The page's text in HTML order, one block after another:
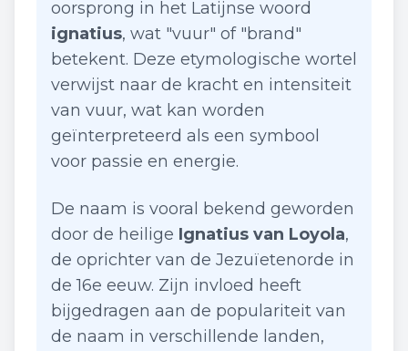
oorsprong in het Latijnse woord
ignatius, wat "vuur" of "brand"
betekent. Deze etymologische wortel
verwijst naar de kracht en intensiteit
van vuur, wat kan worden
geïnterpreteerd als een symbool
voor passie en energie.
De naam is vooral bekend geworden
door de heilige Ignatius van Loyola,
de oprichter van de Jezuïetenorde in
de 16e eeuw. Zijn invloed heeft
bijgedragen aan de populariteit van
de naam in verschillende landen,